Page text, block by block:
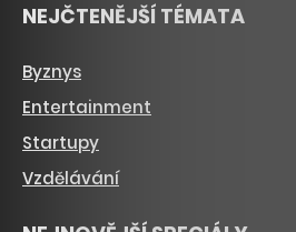
NEJČTENĚJŠÍ TÉMATA
Byznys
Entertainment
Startupy
Vzdělávání